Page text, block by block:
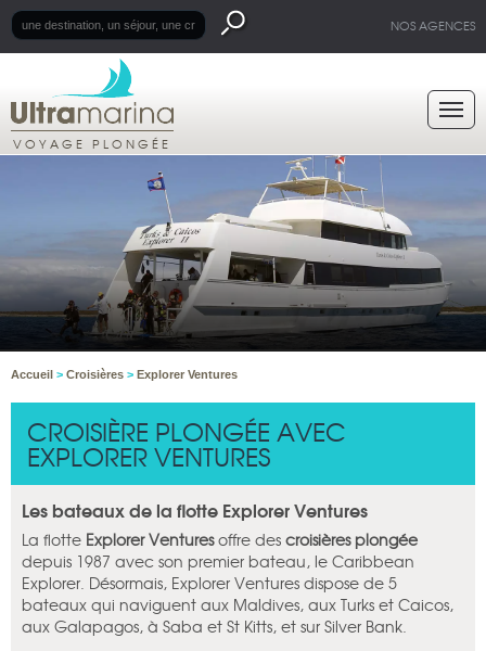
NOS AGENCES
VOYAGE PLONGÉE
Accueil > Croisières > Explorer Ventures
CROISIÈRE PLONGÉE AVEC
EXPLORER VENTURES
Les bateaux de la flotte Explorer Ventures
La flotte Explorer Venturesoffre des croisières plongée
depuis 1987 avec son premier bateau, le Caribbean
Explorer. Désormais, Explorer Ventures dispose de 5
bateaux qui naviguent aux Maldives, aux Turks et Caicos,
aux Galapagos, à Saba et St Kitts, et sur Silver Bank.